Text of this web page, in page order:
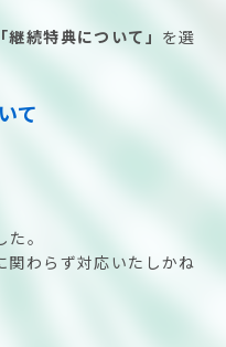
「継続特典について」 を選
て
。
関わらず対応いたしかね